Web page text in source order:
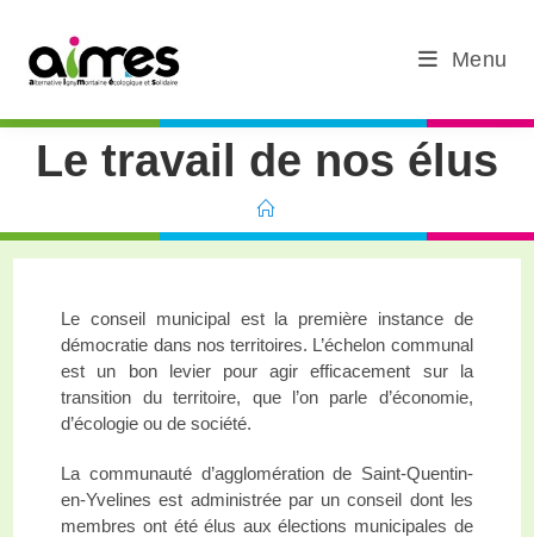
Menu
Le travail de nos élus
Le conseil municipal est la première instance de
démocratie dans nos territoires. L’échelon communal
est un bon levier pour agir efficacement sur la
transition du territoire, que l’on parle d’économie,
d’écologie ou de société.
La communauté d’agglomération de Saint-Quentin-
en-Yvelines est administrée par un conseil dont les
membres ont été élus aux élections municipales de